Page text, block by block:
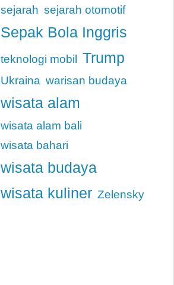
sejarah sejarah otomotif
Sepak Bola Inggris
teknologi mobil Trump
Ukraina warisan budaya
wisata alam
wisata alam bali
wisata bahari
wisata budaya
wisata kuliner Zelensky